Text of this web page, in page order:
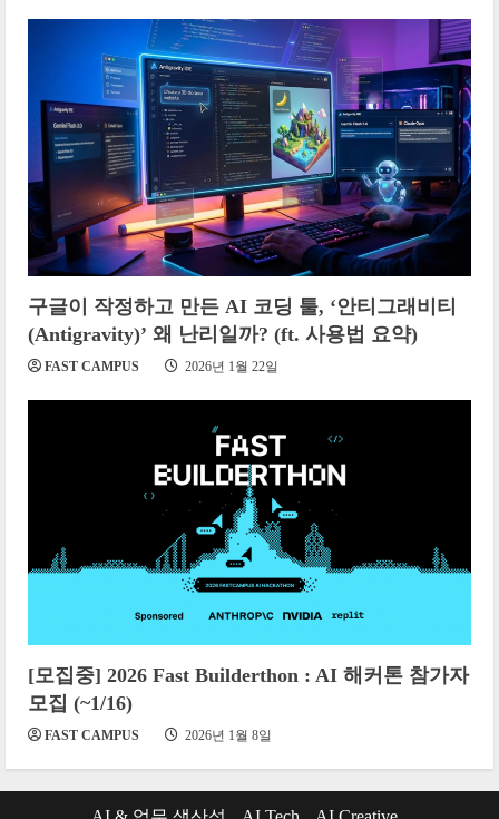
구글이 작정하고 만든 AI 코딩 툴, ‘안티그래비티
(Antigravity)’ 왜 난리일까? (ft. 사용법 요약)
FAST CAMPUS 2026년 1월 22일
[모집중] 2026 Fast Builderthon : AI 해커톤 참가자
모집 (~1/16)
FAST CAMPUS 2026년 1월 8일